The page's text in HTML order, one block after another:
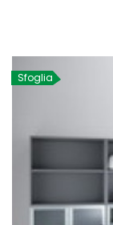
Sfoglia